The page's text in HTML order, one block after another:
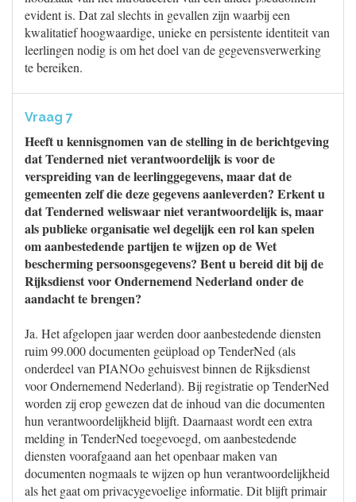
evident is. Dat zal slechts in gevallen zijn waarbij een
kwalitatief hoogwaardige, unieke en persistente identiteit van
leerlingen nodig is om het doel van de gegevensverwerking
te bereiken.
Vraag 7
Heeft u kennisgnomen van de stelling in de berichtgeving
dat Tenderned niet verantwoordelijk is voor de
verspreiding van de leerlinggegevens, maar dat de
gemeenten zelf die deze gegevens aanleverden? Erkent u
dat Tenderned weliswaar niet verantwoordelijk is, maar
als publieke organisatie wel degelijk een rol kan spelen
om aanbestedende partijen te wijzen op de Wet
bescherming persoonsgegevens? Bent u bereid dit bij de
Rijksdienst voor Ondernemend Nederland onder de
aandacht te brengen?
Ja. Het afgelopen jaar werden door aanbestedende diensten
ruim 99.000 documenten geüpload op TenderNed (als
onderdeel van PIANOo gehuisvest binnen de Rijksdienst
voor Ondernemend Nederland). Bij registratie op TenderNed
worden zij erop gewezen dat de inhoud van die documenten
hun verantwoordelijkheid blijft. Daarnaast wordt een extra
melding in TenderNed toegevoegd, om aanbestedende
diensten voorafgaand aan het openbaar maken van
documenten nogmaals te wijzen op hun verantwoordelijkheid
als het gaat om privacygevoelige informatie. Dit blijft primair